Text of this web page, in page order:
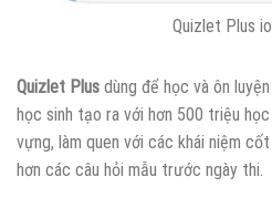
Quizlet Plus
Quizlet Plus dùng để học và ôn
học sinh tạo ra với hơn 500 triệu
vựng, làm quen với các khái niệm
hơn các câu hỏi mẫu trước ngày thi.